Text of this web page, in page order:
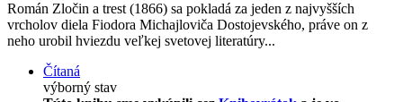
Román Zločin a trest (1866) sa pokladá za jeden z najvyšších
vrcholov diela Fiodora Michajloviča Dostojevského, práve on z
neho urobil hviezdu veľkej svetovej literatúry...
Čítaná
výborný stav